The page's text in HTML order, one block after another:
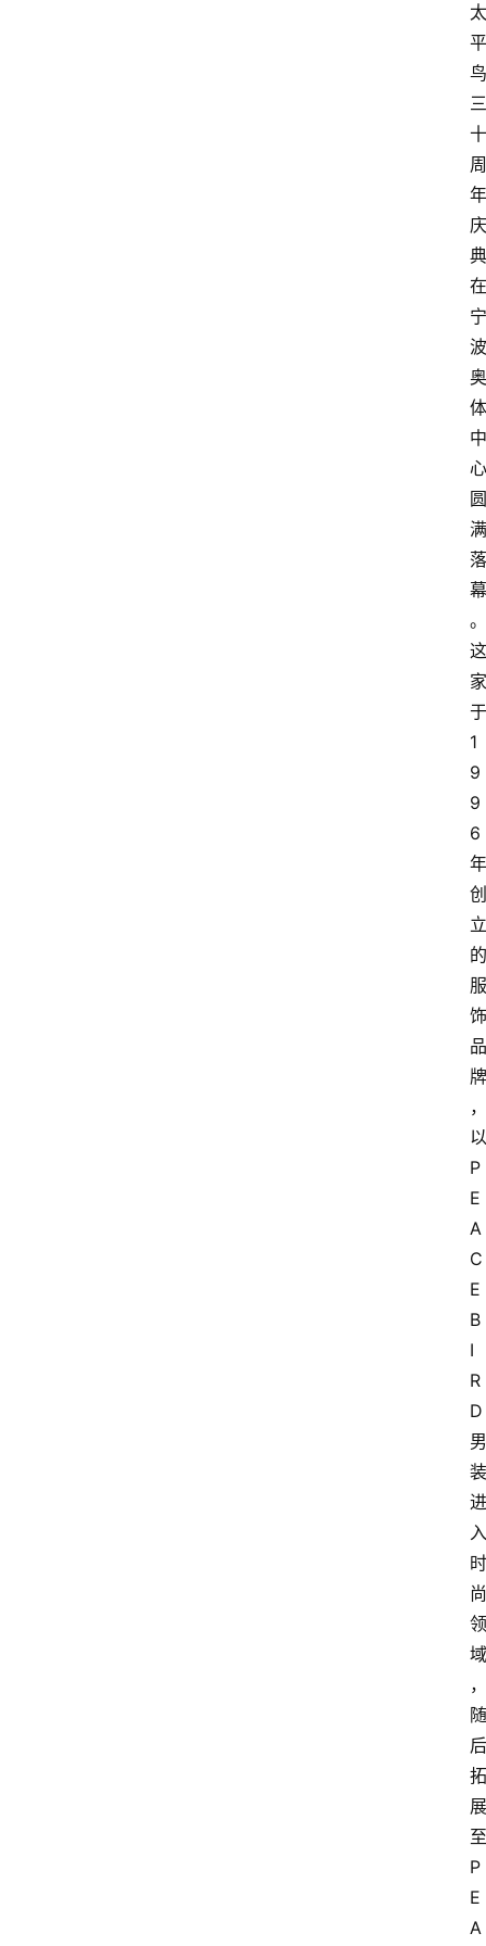
太
平
鸟
三
十
周
年
庆
典
在
宁
波
奥
体
中
心
圆
满
落
幕
。
这
家
于
1
9
9
6
年
创
立
的
服
饰
品
牌
，
以
P
E
A
C
E
B
I
R
D
男
装
进
入
时
尚
领
域
，
随
后
拓
展
至
P
E
A